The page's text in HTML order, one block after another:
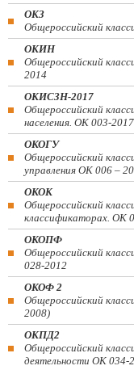
ОКЗ
Общероссийский
ОКИН
Общероссийский
2014
ОКИСЗН-2017
Общероссийский
населения. ОК 003-2017
ОКОГУ
Общероссийский
управления ОК 006 –
ОКОК
Общероссийский
классификаторах. ОК
ОКОПФ
Общероссийский
028-2012
ОКОФ 2
Общероссийский
2008)
ОКПД2
Общероссийский
деятельности ОК